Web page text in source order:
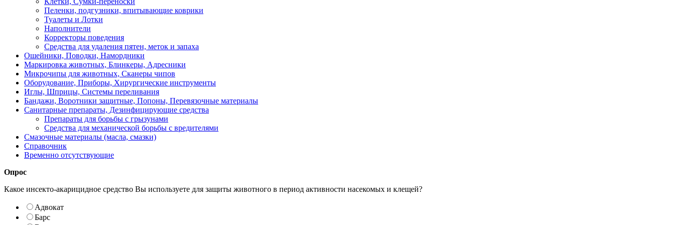
Пеленки, подгузники, впитывающие коврики
Туалеты и Лотки
Наполнители
Корректоры поведения
Средства для удаления пятен, меток и запаха
Ошейники, Поводки, Намордники
Маркировка животных, Блинкеры, Адресники
Микрочипы для животных, Сканеры чипов
Оборудование, Приборы, Хирургические инструменты
Иглы, Шприцы, Системы переливания
Бандажи, Воротники защитные, Попоны, Перевязочные материалы
Санитарные препараты, Дезинфицирующие средства
Препараты для борьбы с грызунами
Средства для механической борьбы с вредителями
Смазочные материалы (масла, смазки)
Справочник
Временно отсутствующие
Опрос
Какое инсекто-акарицидное средство Вы используете для защиты животного в период активности насекомых и клещей?
Адвокат
Барс